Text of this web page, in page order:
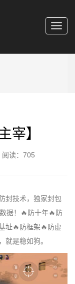
宰】
阅读：705
封技术，独家封包
据！🔥防十年🔥防
址🔥防框架🔥防虚
就是稳如狗。